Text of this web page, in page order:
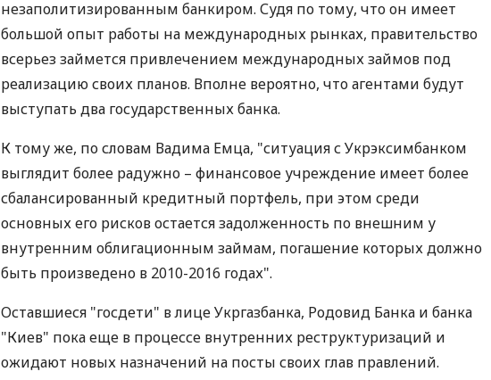
незаполитизированным банкиром. Судя по тому, что он имеет
большой опыт работы на международных рынках, правительство
всерьез займется привлечением международных займов под
реализацию своих планов. Вполне вероятно, что агентами будут
выступать два государственных банка.
К тому же, по словам Вадима Емца, "ситуация с Укрэксимбанком
выглядит более радужно – финансовое учреждение имеет более
сбалансированный кредитный портфель, при этом среди
основных его рисков остается задолженность по внешним у
внутренним облигационным займам, погашение которых должно
быть произведено в 2010-2016 годах".
Оставшиеся "госдети" в лице Укргазбанка, Родовид Банка и банка
"Киев" пока еще в процессе внутренних реструктуризаций и
ожидают новых назначений на посты своих глав правлений.